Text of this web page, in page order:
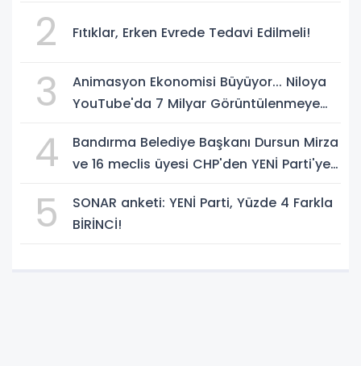
2 Fıtıklar, Erken Evrede Tedavi Edilmeli!
3
Animasyon Ekonomisi Büyüyor... Niloya
YouTube'da 7 Milyar Görüntülenmeye
4
Bandırma Belediye Başkanı Dursun Mirza
ve 16 meclis üyesi CHP'den YENİ Parti'ye
5
SONAR anketi: YENİ Parti, Yüzde 4 Farkla
BİRİNCİ!